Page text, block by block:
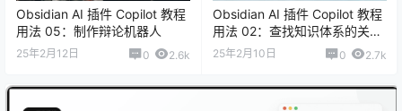
Obsidian AI 插件 Copilot 教程
用法 05：制作辩论机器人
25年2月12日 0 2.6k
Obsidian AI 插件 Copilot 教程
用法 02：查找知识体系的关键
25年2月10日 0 2.7k